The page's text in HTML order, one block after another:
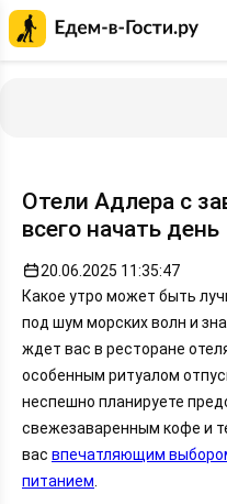
Отели Адлера с
всего начать день
20.06.2025 11:35:47
Какое утро может быть
под шум морских волн и
ждет вас в ресторане
особенным ритуалом
неспешно планируете
свежезаваренным кофе и
вас впечатляющим
питанием